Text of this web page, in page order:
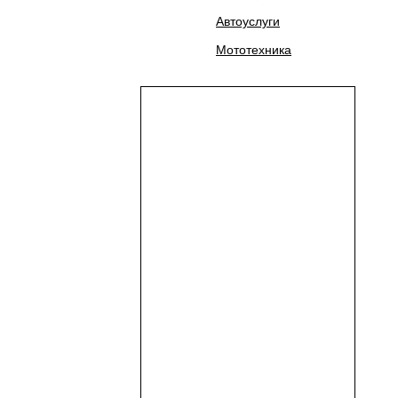
Автоуслуги
Мототехника